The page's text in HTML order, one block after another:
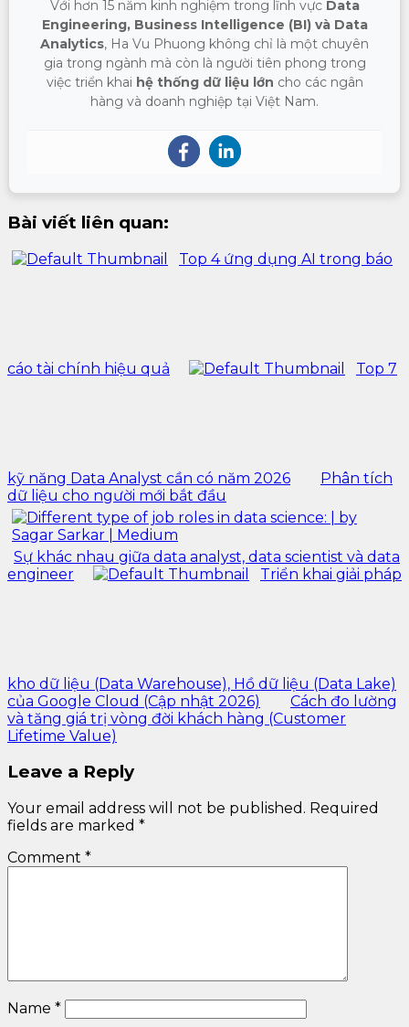
Với hơn 15 năm kinh nghiệm trong lĩnh vực Data
Engineering, Business Intelligence (BI) và Data
Analytics, Ha Vu Phuong không chỉ là một chuyên
gia trong ngành mà còn là người tiên phong trong
việc triển khai hệ thống dữ liệu lớn cho các ngân
hàng và doanh nghiệp tại Việt Nam.
Bài viết liên quan:
Top 4 ứng dụng AI trong báo
cáo tài chính hiệu quả Top 7
kỹ năng Data Analyst cần có năm 2026
Phân tích
dữ liệu cho người mới bắt đầu
Sự khác nhau giữa data analyst, data scientist và data
engineer
Triển khai giải pháp
kho dữ liệu (Data Warehouse), Hồ dữ liệu (Data Lake)
của Google Cloud (Cập nhật 2026)
Cách đo lường
và tăng giá trị vòng đời khách hàng (Customer
Lifetime Value)
Leave a Reply
Your email address will not be published. Required
fields are marked *
Comment *
Name *